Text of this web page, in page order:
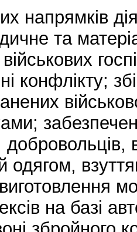
напрямків
та
конфлікту;
одягом,
на базі